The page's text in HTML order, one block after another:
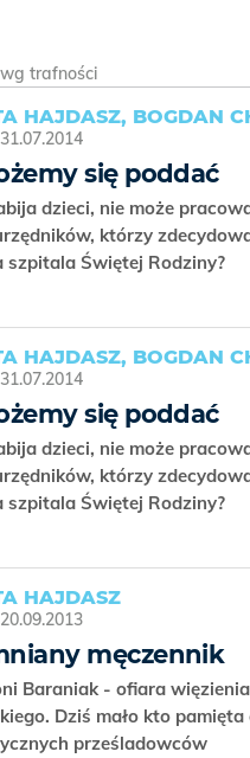
wg trafności
HAJDASZ, BOGDAN
31.07.2014
się poddać
dzieci, nie może
którzy
szpitala Świętej Rodziny?
HAJDASZ, BOGDAN
31.07.2014
się poddać
dzieci, nie może
którzy
szpitala Świętej Rodziny?
HAJDASZ
20.09.2013
męczennik
Baraniak - ofiara
Dziś mało kto
prześladowców